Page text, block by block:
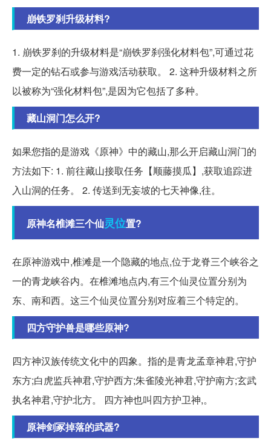
崩铁罗刹升级材料?
1. 崩铁罗刹的升级材料是“崩铁罗刹强化材料包”,可通过花
费一定的钻石或参与游戏活动获取。 2. 这种升级材料之所
以被称为“强化材料包”,是因为它包括了多种。
藏山洞门怎么开?
如果您指的是游戏《原神》中的藏山,那么开启藏山洞门的
方法如下: 1. 前往藏山接取任务【顺藤摸瓜】,获取追踪进
入山洞的任务。 2. 传送到无妄坡的七天神像,往。
原神名椎滩三个仙灵位置?
在原神游戏中,椎滩是一个隐藏的地点,位于龙脊三个峡谷之
一的青龙峡谷内。在椎滩地点内,有三个仙灵位置分别为
东、南和西。这三个仙灵位置分别对应着三个特定的。
四方守护兽是哪些原神?
四方神汉族传统文化中的四象。指的是青龙孟章神君,守护
东方;白虎监兵神君,守护西方;朱雀陵光神君,守护南方;玄武
执名神君,守护北方。 四方神也叫四方护卫神,。
原神剑冢掉落的武器?